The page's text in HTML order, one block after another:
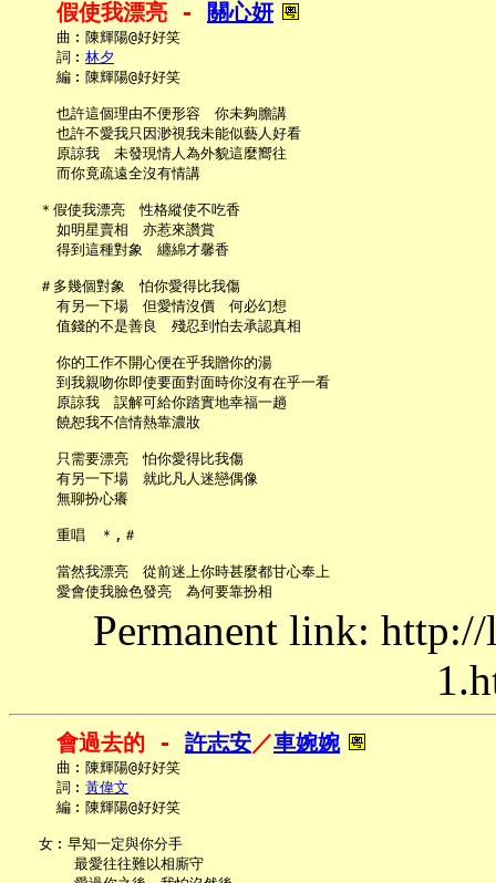
假使我漂亮 - 關心妍
     曲︰陳輝陽@好好笑
     詞︰
林夕
     編︰陳輝陽@好好笑
     也許這個理由不便形容　你未夠膽講
     也許不愛我只因渺視我未能似藝人好看
     原諒我　未發現情人為外貌這麼嚮往
     而你竟疏遠全沒有情講
   ＊假使我漂亮　性格縱使不吃香
     如明星賣相　亦惹來讚賞
     得到這種對象　纏綿才馨香
   ＃多幾個對象　怕你愛得比我傷
     有另一下場　但愛情沒價　何必幻想
     值錢的不是善良　殘忍到怕去承認真相
     你的工作不開心便在乎我贈你的湯
     到我親吻你即使要面對面時你沒有在乎一看
     原諒我　誤解可給你踏實地幸福一趟
     饒恕我不信情熱靠濃妝
     只需要漂亮　怕你愛得比我傷
     有另一下場　就此凡人迷戀偶像
     無聊扮心癢
     重唱　＊,＃
     當然我漂亮　從前迷上你時甚麼都甘心奉上
Permanent link:
會過去的 - 許志安／車婉婉
     曲︰陳輝陽@好好笑
     詞︰
黃偉文
     編︰陳輝陽@好好笑
   女︰早知一定與你分手
       最愛往往難以相廝守